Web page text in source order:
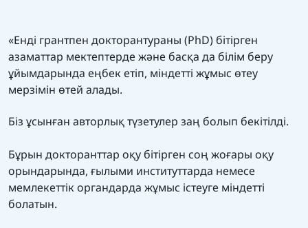
«Енді грантпен докторантураны (PhD) бітірген
азаматтар мектептерде және басқа да білім беру
ұйымдарында еңбек етіп, міндетті жұмыс өтеу
мерзімін өтей алады.
Біз ұсынған авторлық түзетулер заң болып бекітілді.
Бұрын докторанттар оқу бітірген соң жоғары оқу
орындарында, ғылыми институттарда немесе
мемлекеттік органдарда жұмыс істеуге міндетті
болатын.